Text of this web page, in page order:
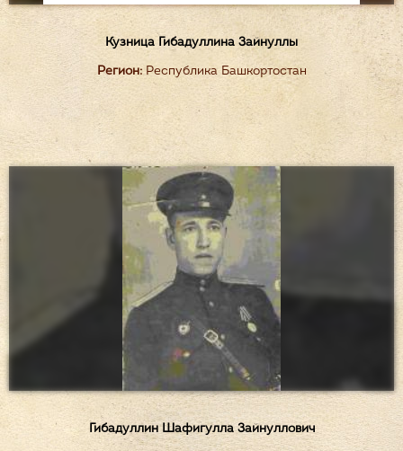
Кузница Гибадуллина Зайнуллы
Регион:Республика Башкортостан
Гибадуллин Шафигулла Зайнуллович